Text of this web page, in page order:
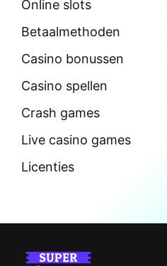
Online slots
Betaalmethoden
Casino bonussen
Casino spellen
Crash games
Live casino games
Licenties